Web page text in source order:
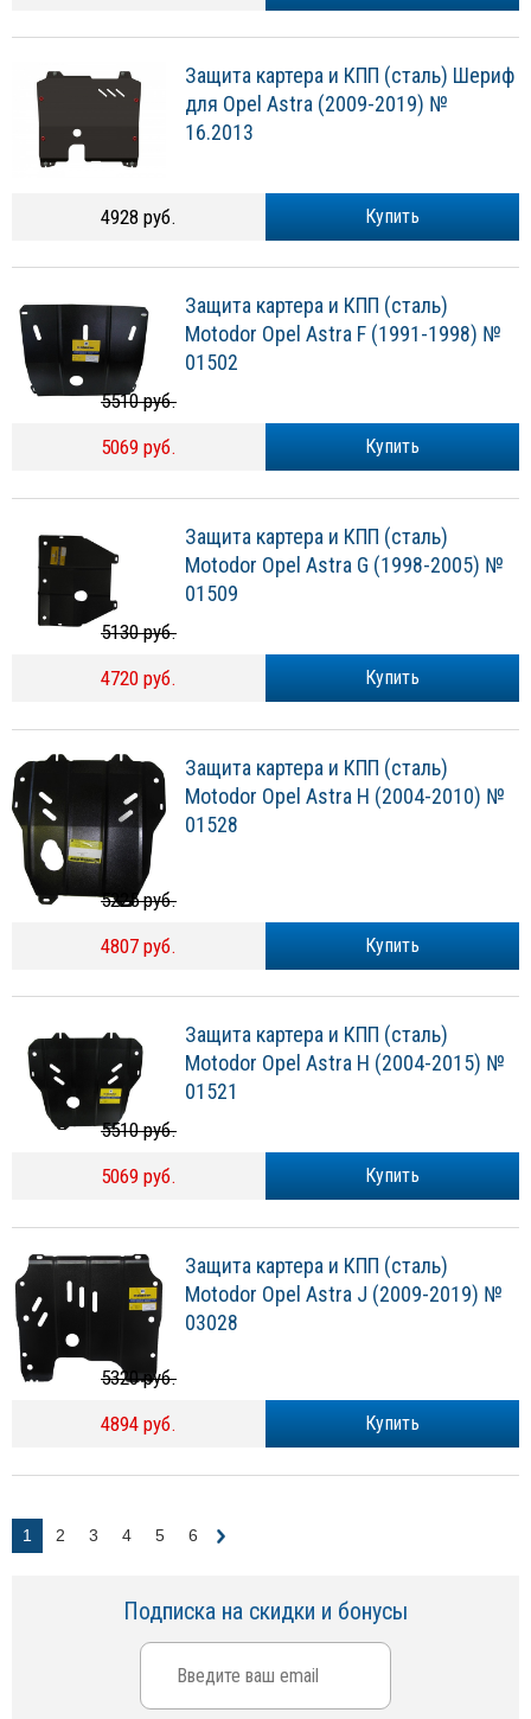
Защита картера и КПП (сталь) Шериф
для Opel Astra (2009-2019) №
16.2013
Купить
4928 руб.
Защита картера и КПП (сталь)
Motodor Opel Astra F (1991-1998) №
01502
Купить
5510 руб.
5069 руб.
Защита картера и КПП (сталь)
Motodor Opel Astra G (1998-2005) №
01509
Купить
5130 руб.
4720 руб.
Защита картера и КПП (сталь)
Motodor Opel Astra H (2004-2010) №
01528
Купить
5225 руб.
4807 руб.
Защита картера и КПП (сталь)
Motodor Opel Astra H (2004-2015) №
01521
Купить
5510 руб.
5069 руб.
Защита картера и КПП (сталь)
Motodor Opel Astra J (2009-2019) №
03028
Купить
5320 руб.
4894 руб.
1 2 3 4 5 6
Подписка на скидки и бонусы